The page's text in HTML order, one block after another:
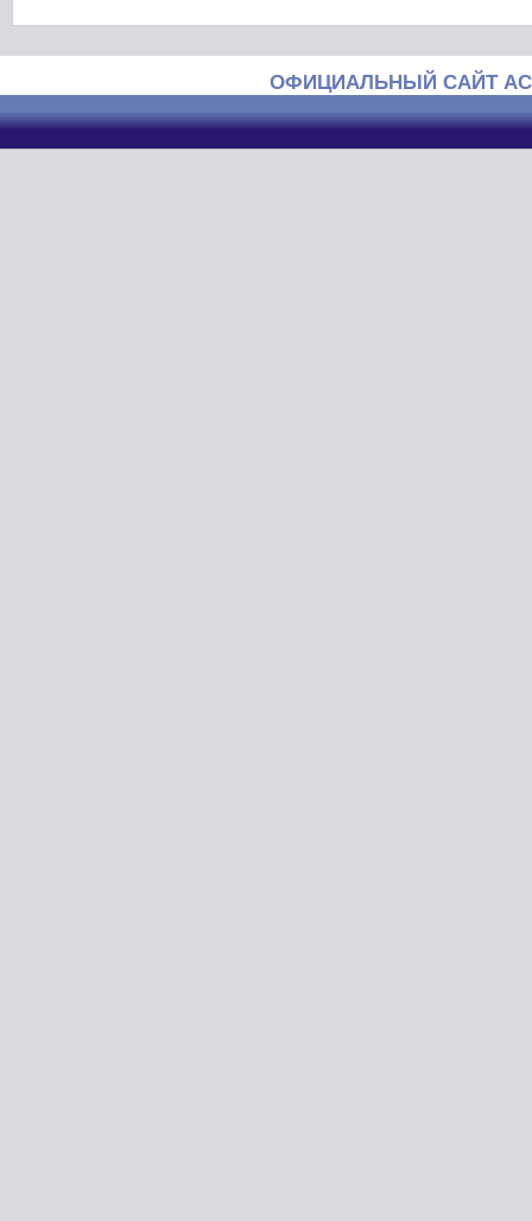
ОФИЦИАЛЬНЫЙ САЙТ